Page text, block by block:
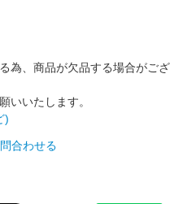
為、商品が欠品する場合がござ
いいたします。
)
合わせる